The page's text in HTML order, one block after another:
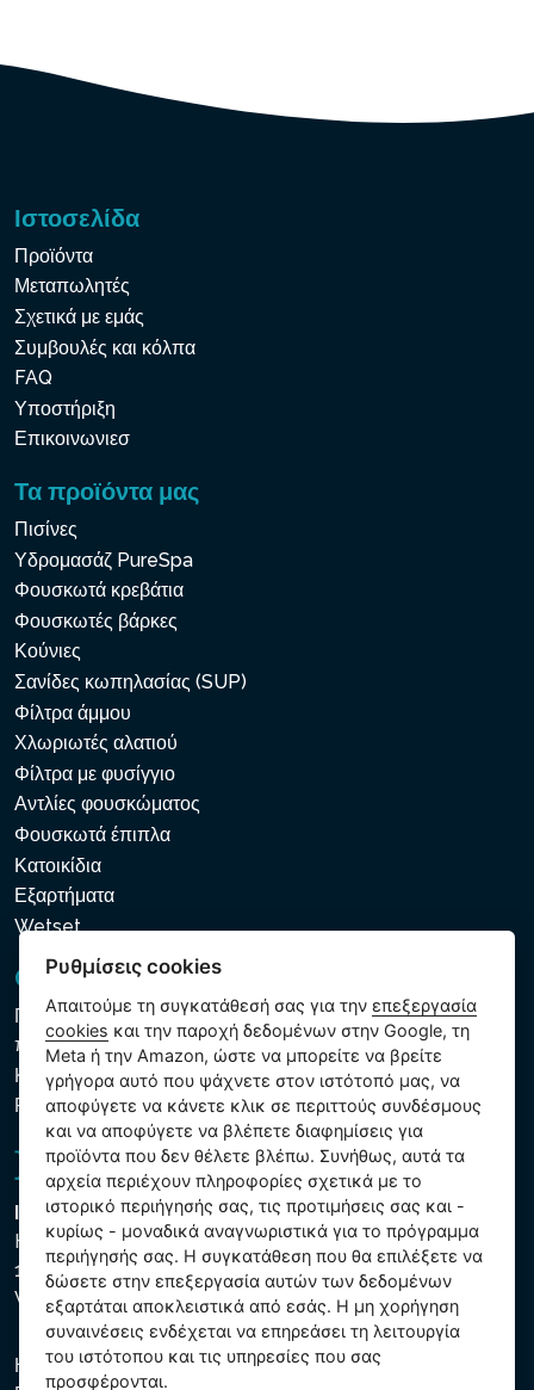
Ιστοσελίδα
Προϊόντα
Μεταπωλητές
Σχετικά με εμάς
Συμβουλές και κόλπα
FAQ
Υποστήριξη
Επικοινωνιεσ
Τα προϊόντα μας
Πισίνες
Υδρομασάζ PureSpa
Φουσκωτά κρεβάτια
Φουσκωτές βάρκες
Κούνιες
Σανίδες κωπηλασίας (SUP)
Φίλτρα άμμου
Χλωριωτές αλατιού
Φίλτρα με φυσίγγιο
Αντλίες φουσκώματος
Φουσκωτά έπιπλα
Κατοικίδια
Εξαρτήματα
Wetset
GDPR και Cookies
Πολιτική προστασίας προσωπικών και λοιπών δεδομένων
που υποβάλλονται σε επεξεργασία
Κανόνες χρήσης των αρχείων cookie
Ρυθμίσεις cookies
Intex Trading, s.r.o.
Hradecká 2526/3
130 00 Praha 3
Vinohrady - Česká republika
Η εταιρεία είναι εγγεγραμμένη στο Δημοτικό Δικαστήριο της
Ρυθμίσεις cookies
Απαιτούμε τη συγκατάθεσή σας για τηνεπεξεργασία
cookies και την παροχή δεδομένων στην Google, τη
Meta ή την Amazon, ώστε να μπορείτε να βρείτε
γρήγορα αυτό που ψάχνετε στον ιστότοπό μας, να
αποφύγετε να κάνετε κλικ σε περιττούς συνδέσμους
και να αποφύγετε να βλέπετε διαφημίσεις για
προϊόντα που δεν θέλετε βλέπω. Συνήθως, αυτά τα
αρχεία περιέχουν πληροφορίες σχετικά με το
ιστορικό περιήγησής σας, τις προτιμήσεις σας και -
κυρίως - μοναδικά αναγνωριστικά για το πρόγραμμα
περιήγησής σας. Η συγκατάθεση που θα επιλέξετε να
δώσετε στην επεξεργασία αυτών των δεδομένων
εξαρτάται αποκλειστικά από εσάς. Η μη χορήγηση
συναινέσεις ενδέχεται να επηρεάσει τη λειτουργία
του ιστότοπου και τις υπηρεσίες που σας
προσφέρονται.